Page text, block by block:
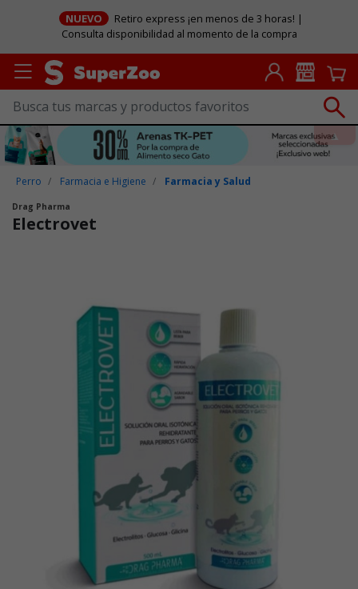
NUEVO
Retiro express ¡en menos de 3 horas! |
Consulta disponibilidad al momento de la compra
Perro Farmacia e Higiene Farmacia y Salud
Drag Pharma
Electrovet